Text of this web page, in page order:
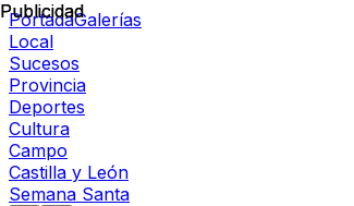
PortadaGalerías
Local
Sucesos
Provincia
Deportes
Cultura
Campo
Castilla y León
Semana Santa
Publicidad
Publicidad